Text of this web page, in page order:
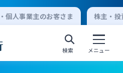
個人事業主のお客さま 株主・
検索 メニュー